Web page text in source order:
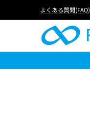
RUN BIKE
よくある質問(FAQ)